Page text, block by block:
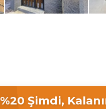
%20 Şimdi,